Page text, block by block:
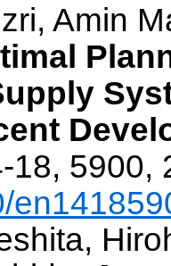
Amin
18, 5900,